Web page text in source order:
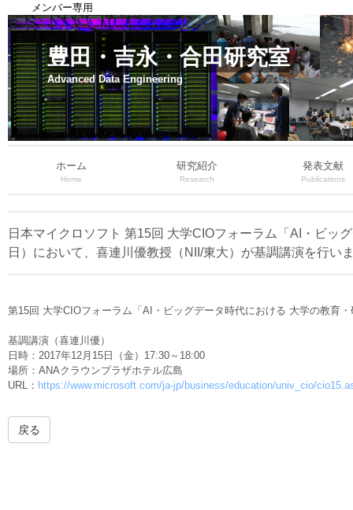
メンバー専用
豊田・吉永・合田研究室
Advanced Data Engineering
ホーム
Home
研究紹介
Research
発表文献
Publications
日本マイクロソフト 第15回 大学CIOフォーラム「AI・ビッ
日）において、喜連川優教授（NII/東大）が基調講演を行い
第15回 大学CIOフォーラム「AI・ビッグデータ時代における 大学の教育
基調講演（喜連川優）
日時：2017年12月15日（金）17:30～18:00
場所：ANAクラウンプラザホテル広島
URL： https://www.microsoft.com/ja-jp/business/education/univ_cio/
戻る